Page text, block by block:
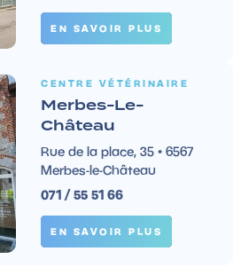
EN SAVOIR PLUS
CENTRE VÉTÉRINAIRE
Merbes-Le-
Château
Rue de la place, 35 • 6567
Merbes-le-Château
071 / 55 51 66
EN SAVOIR PLUS